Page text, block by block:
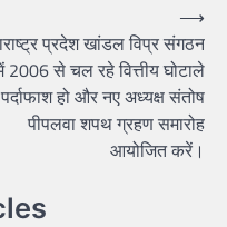
प्रदेश खांडल विप्र संगठन
2006 से चल रहे वित्तीय घोटाले
हो और नए अध्यक्ष संतोष
पीपलवा शपथ ग्रहण समारोह
आयोजित करें।
⟶